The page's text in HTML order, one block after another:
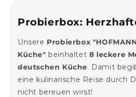
Probierbox:
Unsere Probierbox
Küche"beinhaltet 8 leckere
deutschen Küche. Damit
eine kulinarische Reise durch
nicht bereuen wirst!